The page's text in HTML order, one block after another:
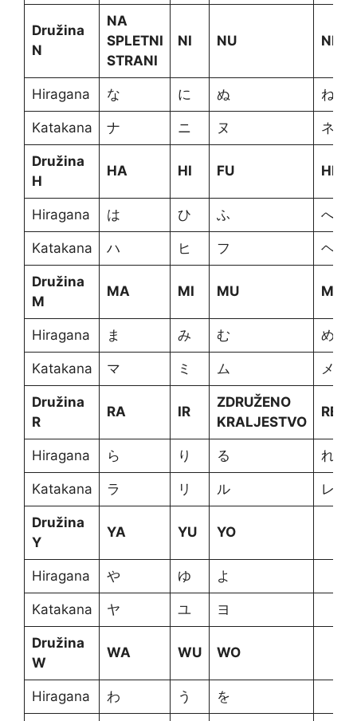
Družina
N
NA
SPLETNI
STRANI
NI NU NE
Hiragana な に ぬ ね
Katakana ナ ニ ヌ ネ
Družina
H
HA HI FU HE
Hiragana は ひ ふ へ
Katakana ハ ヒ フ ヘ
Družina
M
MA MI MU ME
Hiragana ま み む め
Katakana マ ミ ム メ
Družina
R
RA IR
ZDRUŽENO
KRALJESTVO
RE
Hiragana ら り る れ
Katakana ラ リ ル レ
Družina
Y
YA YU YO
Hiragana や ゆ よ
Katakana ヤ ユ ヨ
Družina
W
WA WU WO
Hiragana わ う を